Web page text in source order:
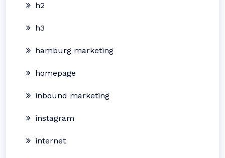
h2
h3
hamburg marketing
homepage
inbound marketing
instagram
internet